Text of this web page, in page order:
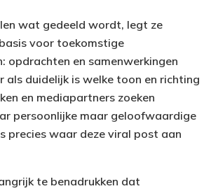
wat gedeeld wordt, legt ze
voor toekomstige
opdrachten en samenwerkingen
als duidelijk is welke toon en richting
en mediapartners zoeken
persoonlijke maar geloofwaardige
precies waar deze viral post aan
te benadrukken dat